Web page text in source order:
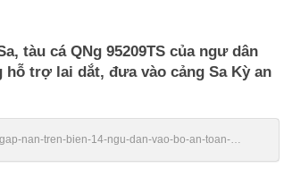
tàu cá QNg 95209TS của ngư dân
trợ lai dắt, đưa vào cảng Sa Kỳ an
nan-tren-bien-14-ngu-dan-vao-bo-an-toan-